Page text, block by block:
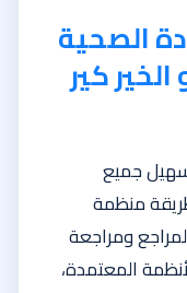
الصحية
كير
جميع
منظمة
ومراجعة
المعتمدة،